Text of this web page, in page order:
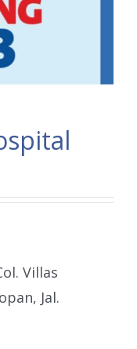
Villas
Jal.